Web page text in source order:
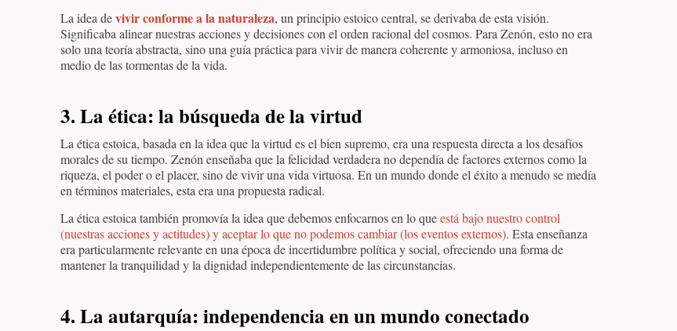
La idea devivir conforme a la naturaleza, un principio estoico central, se derivaba de esta visión.
Significaba alinear nuestras acciones y decisiones con el orden racional del cosmos. Para Zenón, esto no era
solo una teoría abstracta, sino una guía práctica para vivir de manera coherente y armoniosa, incluso en
medio de las tormentas de la vida.
3. La ética: la búsqueda de la virtud
La ética estoica, basada en la idea que la virtud es el bien supremo, era una respuesta directa a los desafíos
morales de su tiempo. Zenón enseñaba que la felicidad verdadera no dependía de factores externos como la
riqueza, el poder o el placer, sino de vivir una vida virtuosa. En un mundo donde el éxito a menudo se medía
en términos materiales, esta era una propuesta radical.
La ética estoica también promovía la idea que debemos enfocarnos en lo queestá bajo nuestro control
(nuestras acciones y actitudes) y aceptar lo que no podemos cambiar (los eventos externos). Esta enseñanza
era particularmente relevante en una época de incertidumbre política y social, ofreciendo una forma de
mantener la tranquilidad y la dignidad independientemente de las circunstancias.
4. La autarquía: independencia en un mundo conectado